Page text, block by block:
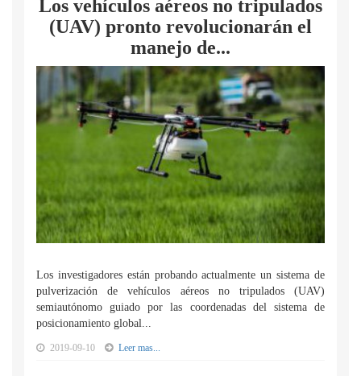
Los vehículos aéreos no tripulados
(UAV) pronto revolucionarán el
manejo de...
Los investigadores están probando actualmente un sistema de
pulverización de vehículos aéreos no tripulados (UAV)
semiautónomo guiado por las coordenadas del sistema de
posicionamiento global...
2019-09-10 Leer mas...